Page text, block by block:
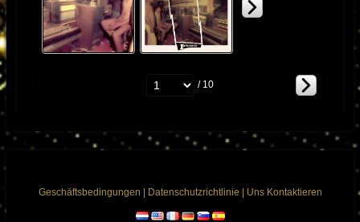
/ 10
Geschäftsbedingungen Datenschutzrichtlinie Uns Kontaktieren